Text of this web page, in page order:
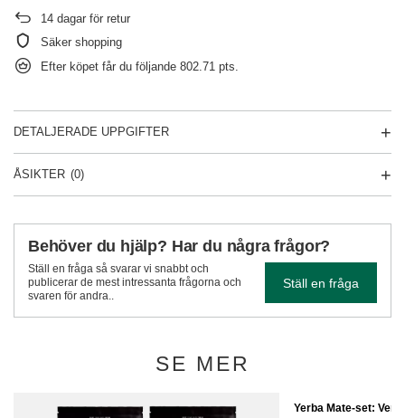
14 dagar för retur
Säker shopping
Efter köpet får du följande 802.71 pts.
DETALJERADE UPPGIFTER
ÅSIKTER (0)
Behöver du hjälp? Har du några frågor?
Ställ en fråga så svarar vi snabbt och
publicerar de mest intressanta frågorna och
svaren för andra..
Ställ en fråga
SE MER
Yerba Mate-set: